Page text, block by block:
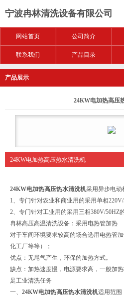
宁波冉林清洗设备有限公司
网站首页 公司简介
联系我们 产品目录
产品展示
24KW电加热高压
24KW电加热高压热水清洗机
24KW电加热高压热水清洗机采用异步电动
1、专门针对农业和商业用的采用单相220V/
2、专门针对工业用的采用三相380V/50HZ
冉林高压高温清洗设备：采用电热管加热
对于车间环境要求较高的场合选用电热管
化工厂等等）；
优点：无尾气产生，环保的加热方式。
缺点：加热速度慢，电源要求高，一般加
足工业清洗任务
一、 24KW电加热高压热水清洗机适用范围